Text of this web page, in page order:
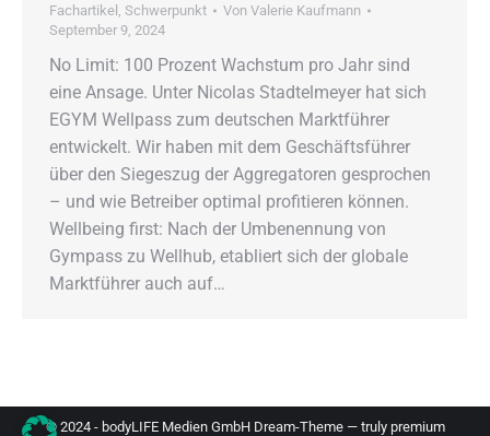
Fachartikel Schwerpunkt Von Valerie Kaufmann
September 9, 2024
No Limit: 100 Prozent Wachstum pro Jahr sind
eine Ansage. Unter Nicolas Stadtelmeyer hat sich
EGYM Wellpass zum deutschen Marktführer
entwickelt. Wir haben mit dem Geschäftsführer
über den Siegeszug der Aggregatoren gesprochen
– und wie Betreiber optimal profitieren können.
Wellbeing first: Nach der Umbenennung von
Gympass zu Wellhub, etabliert sich der globale
Marktführer auch auf…
© 2024 - bodyLIFE Medien GmbH Dream-Theme — truly premium